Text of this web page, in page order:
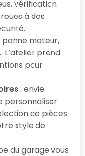
vérification
à des
panne moteur,
L’atelier prend
pour
: envie
personnaliser
de pièces
style de
du garage vous